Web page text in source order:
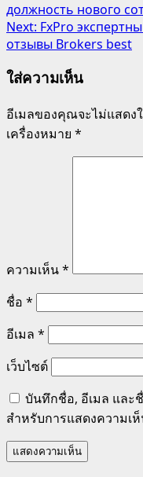
должность нового
Next: FxPro
отзывы Brokers best
ใส่ความเห็น
อีเมลของคุณจะไม่แสดง
เครื่องหมาย *
ความเห็น*
ชื่อ *
อีเมล *
เว็บไซต์
บันทึกชื่อ, อีเมล และ
สำหรับการแสดงความเ